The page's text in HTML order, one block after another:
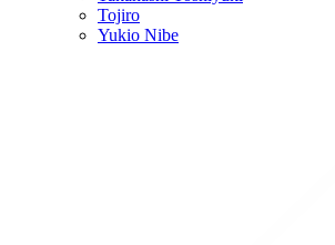
Tojiro
Yukio Nibe